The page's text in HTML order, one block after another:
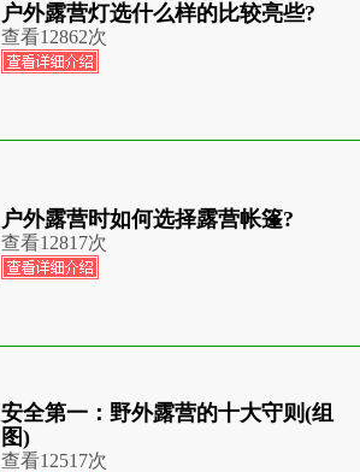
户外露营灯选什么样的比较亮些?
查看12862次
户外露营时如何选择露营帐篷?
查看12817次
安全第一：野外露营的十大守则(组
图)
查看12517次